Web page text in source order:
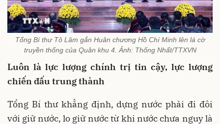
Tổng Bí thư Tô Lâm gắn Huân chương Hồ Chí Minh lên lá cờ
truyền thống của Quân khu 4. Ảnh: Thống Nhất/TTXVN
Luôn là lực lượng chính trị tin cậy, lực lượng
chiến đấu trung thành
Tổng Bí thư khẳng định, dựng nước phải đi đôi
với giữ nước, lo giữ nước từ khi nước chưa nguy là